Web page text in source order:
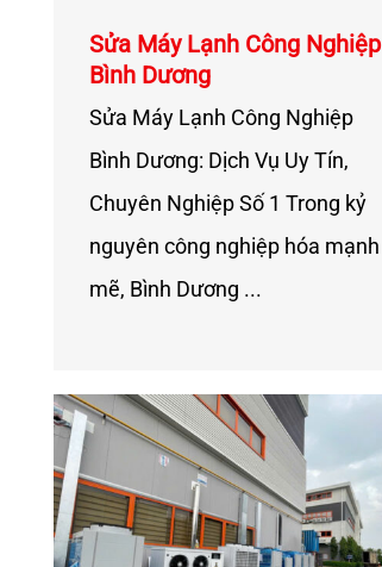
Sửa Máy Lạnh Công Nghiệp
Bình Dương
Sửa Máy Lạnh Công Nghiệp
Bình Dương: Dịch Vụ Uy Tín,
Chuyên Nghiệp Số 1 Trong kỷ
nguyên công nghiệp hóa mạnh
mẽ, Bình Dương ...